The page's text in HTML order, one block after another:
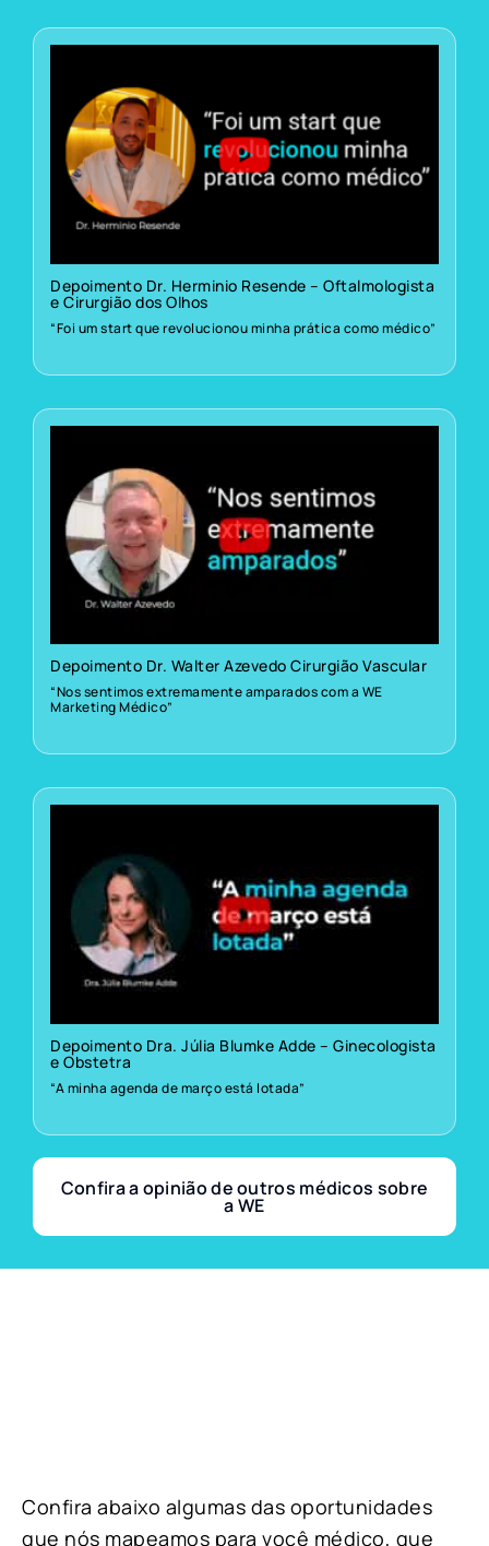
Depoimento Dr. Herminio Resende – Oftalmologista
e Cirurgião dos Olhos
“Foi um start que revolucionou minha prática como médico”
Depoimento Dr. Walter Azevedo Cirurgião Vascular
“Nos sentimos extremamente amparados com a WE
Marketing Médico”
Depoimento Dra. Júlia Blumke Adde – Ginecologista
e Obstetra
“A minha agenda de março está lotada”
Confira a opinião de outros médicos sobre
a WE
Confira abaixo algumas das oportunidades
que nós mapeamos para você médico, que